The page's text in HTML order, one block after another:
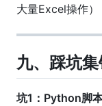
大量Excel操作）
九、踩坑
坑1：Python脚